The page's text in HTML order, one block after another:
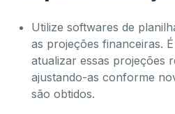
Utilize softwares de
as projeções financeiras.
atualizar essas projeções
ajustando-as conforme
são obtidos.